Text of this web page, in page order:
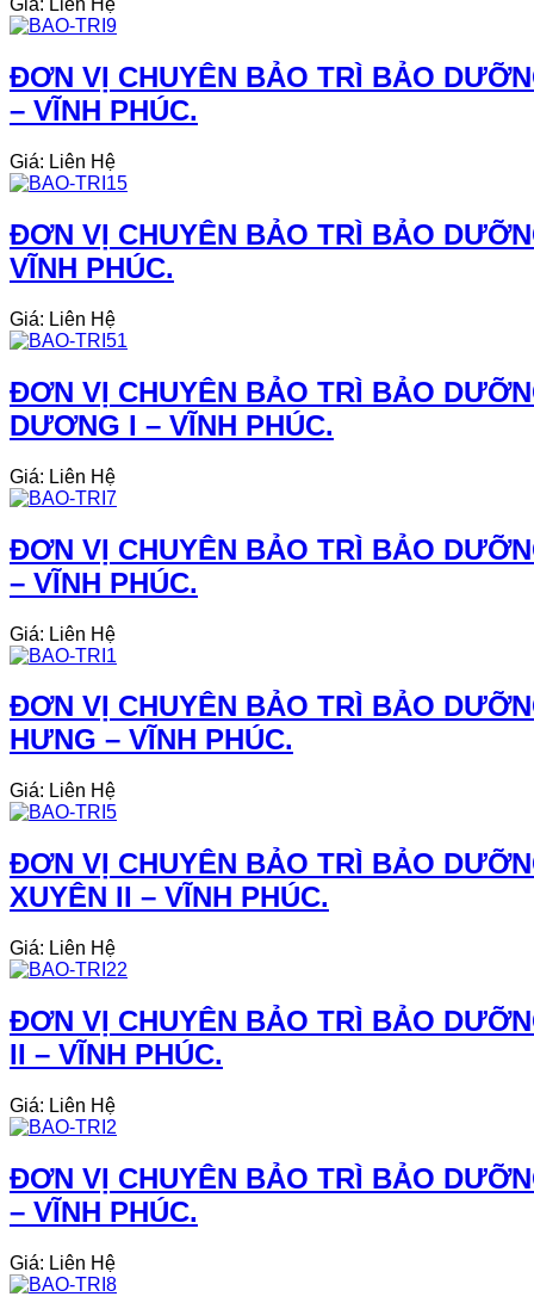
Giá: Liên Hệ
ĐƠN VỊ CHUYÊN BẢO TRÌ BẢO
– VĨNH PHÚC.
Giá: Liên Hệ
ĐƠN VỊ CHUYÊN BẢO TRÌ BẢO
VĨNH PHÚC.
Giá: Liên Hệ
ĐƠN VỊ CHUYÊN BẢO TRÌ BẢO
DƯƠNG I – VĨNH PHÚC.
Giá: Liên Hệ
ĐƠN VỊ CHUYÊN BẢO TRÌ BẢO
– VĨNH PHÚC.
Giá: Liên Hệ
ĐƠN VỊ CHUYÊN BẢO TRÌ BẢO
HƯNG – VĨNH PHÚC.
Giá: Liên Hệ
ĐƠN VỊ CHUYÊN BẢO TRÌ BẢO
XUYÊN II – VĨNH PHÚC.
Giá: Liên Hệ
ĐƠN VỊ CHUYÊN BẢO TRÌ BẢO
II – VĨNH PHÚC.
Giá: Liên Hệ
ĐƠN VỊ CHUYÊN BẢO TRÌ BẢO
– VĨNH PHÚC.
Giá: Liên Hệ